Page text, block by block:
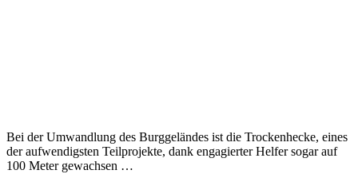
Bei der Umwandlung des Burggeländes ist die Trockenhecke, eines
der aufwendigsten Teilprojekte, dank engagierter Helfer sogar auf
100 Meter gewachsen …